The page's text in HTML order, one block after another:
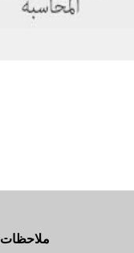
ملاحظات